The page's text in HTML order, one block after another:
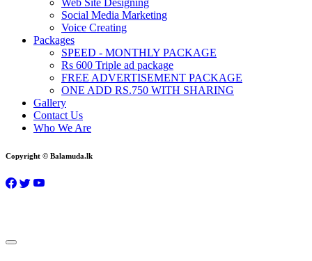
Web Site Designing
Social Media Marketing
Voice Creating
Packages
SPEED - MONTHLY PACKAGE
Rs 600 Triple ad package
FREE ADVERTISEMENT PACKAGE
ONE ADD RS.750 WITH SHARING
Gallery
Contact Us
Who We Are
Copyright © Balamuda.lk